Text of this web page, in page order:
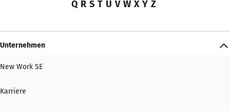
Q R S T U V W X Y Z
Unternehmen
New Work SE
Karriere